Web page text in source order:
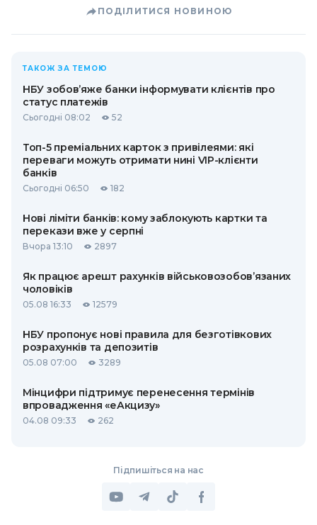
ПОДІЛИТИСЯ НОВИНОЮ
ТАКОЖ ЗА ТЕМОЮ
НБУ зобов’яже банки інформувати клієнтів про
статус платежів
Сьогодні 08:02 52
Топ-5 преміальних карток з привілеями: які
переваги можуть отримати нині VIP-клієнти
банків
Сьогодні 06:50 182
Нові ліміти банків: кому заблокують картки та
перекази вже у серпні
Вчора 13:10 2897
Як працює арешт рахунків військовозобов’язаних
чоловіків
05.08 16:33 12579
НБУ пропонує нові правила для безготівкових
розрахунків та депозитів
05.08 07:00 3289
Мінцифри підтримує перенесення термінів
впровадження «еАкцизу»
04.08 09:33 262
Підпишіться на нас